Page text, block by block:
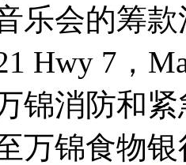
乐会的筹
Hwy 7，
锦消防和
万锦食物银